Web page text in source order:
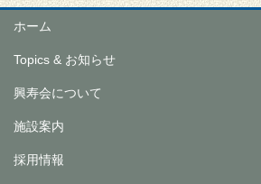
ホーム
Topics & お知らせ
興寿会について
施設案内
採用情報